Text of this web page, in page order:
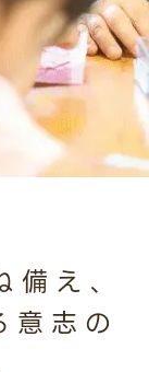
え、
意志の